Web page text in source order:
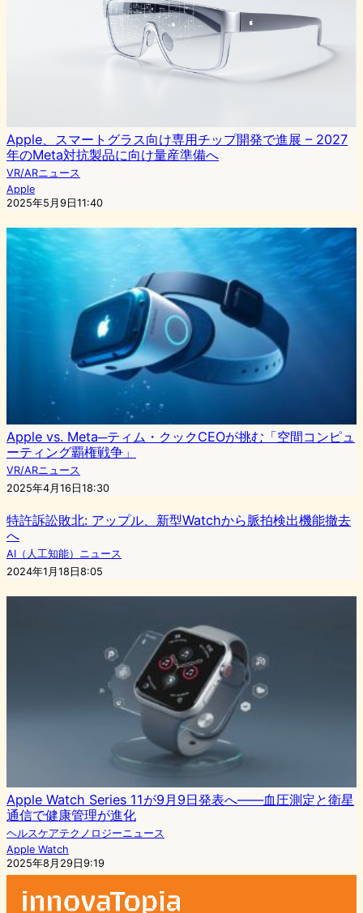
Apple、スマートグラス向け専用チップ開発で進展 – 2027
年のMeta対抗製品に向け量産準備へ
VR/ARニュース
Apple
2025年5月9日11:40
Apple vs. Meta─ティム・クックCEOが挑む「空間コンピュ
ーティング覇権戦争」
VR/ARニュース
2025年4月16日18:30
特許訴訟敗北: アップル、新型Watchから脈拍検出機能撤去
へ
AI（人工知能）ニュース
2024年1月18日8:05
Apple Watch Series 11が9月9日発表へ——血圧測定と衛星
通信で健康管理が進化
ヘルスケアテクノロジーニュース
Apple Watch
2025年8月29日9:19